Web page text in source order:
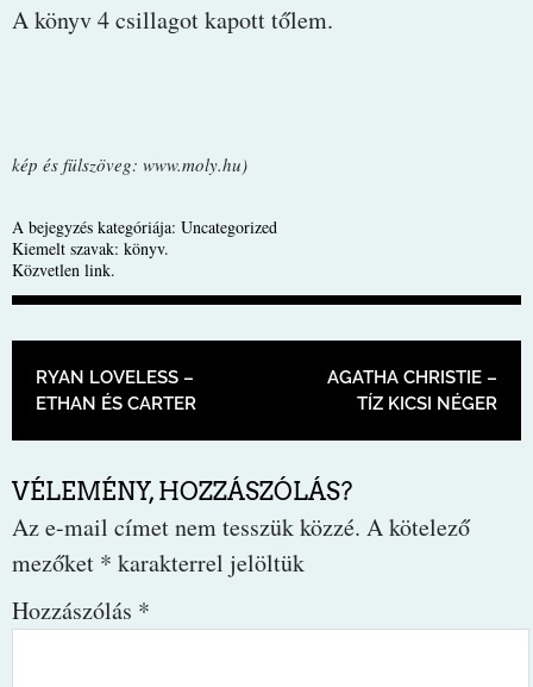
A könyv 4 csillagot kapott tőlem.
kép és fülszöveg: www.moly.hu)
A bejegyzés kategóriája: Uncategorized
Kiemelt szavak: könyv.
Közvetlen link.
BEJEGYZÉS NAVIGÁCIÓ
RYAN LOVELESS –
ETHAN ÉS CARTER
AGATHA CHRISTIE –
TÍZ KICSI NÉGER
VÉLEMÉNY, HOZZÁSZÓLÁS?
Az e-mail címet nem tesszük közzé. A kötelező
mezőket * karakterrel jelöltük
Hozzászólás *